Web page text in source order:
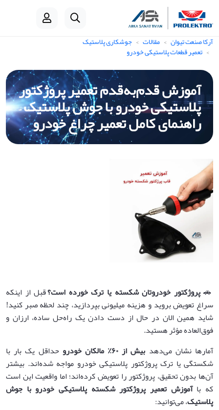
آرکا صنعت تیوان مقالات جوشکاری پلاستیک
تعمیر قطعات پلاستیکی خودرو
آموزش قدم‌به‌قدم تعمیر پروژکتور
پلاستیکی خودرو با جوش پلاستیک –
راهنمای کامل تعمیر چراغ خودرو
🚗پروژکتور خودروتان شکسته یا ترک خورده است؟قبل از اینکه
سراغ تعویض بروید و هزینه میلیونی بپردازید، چند لحظه صبر کنید!
شاید همین الان در حال از دست دادن یک راه‌حل ساده، ارزان و
فوق‌العاده مؤثر هستید.
آمارها نشان می‌دهد بیش از ۶۰٪ مالکان خودرو حداقل یک بار با
شکستگی یا ترک پروژکتور پلاستیکی خودرو مواجه شده‌اند. بیشتر
آن‌ها بدون تحقیق، پروژکتور را تعویض کرده‌اند؛ اما واقعیت این است
که باآموزش تعمیر پروژکتور شکسته پلاستیکی خودرو با جوش
پلاستیک، می‌توانید: